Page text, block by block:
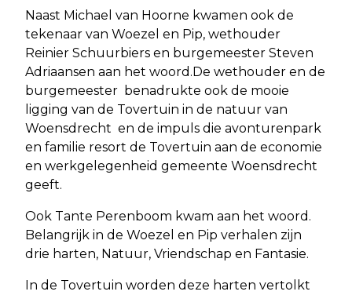
Naast Michael van Hoorne kwamen ook de
tekenaar van Woezel en Pip, wethouder
Reinier Schuurbiers en burgemeester Steven
Adriaansen aan het woord.De wethouder en de
burgemeester benadrukte ook de mooie
ligging van de Tovertuin in de natuur van
Woensdrecht en de impuls die avonturenpark
en familie resort de Tovertuin aan de economie
en werkgelegenheid gemeente Woensdrecht
geeft.
Ook Tante Perenboom kwam aan het woord.
Belangrijk in de Woezel en Pip verhalen zijn
drie harten, Natuur, Vriendschap en Fantasie.
In de Tovertuin worden deze harten vertolkt